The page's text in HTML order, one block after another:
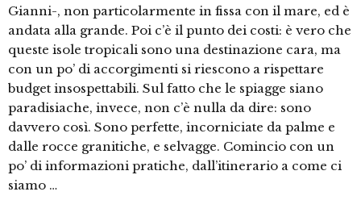
Gianni-, non particolarmente in fissa con il mare, ed è
andata alla grande. Poi c’è il punto dei costi: è vero che
queste isole tropicali sono una destinazione cara, ma
con un po’ di accorgimenti si riescono a rispettare
budget insospettabili. Sul fatto che le spiagge siano
paradisiache, invece, non c’è nulla da dire: sono
davvero così. Sono perfette, incorniciate da palme e
dalle rocce granitiche, e selvagge. Comincio con un
po’ di informazioni pratiche, dall’itinerario a come ci
siamo …